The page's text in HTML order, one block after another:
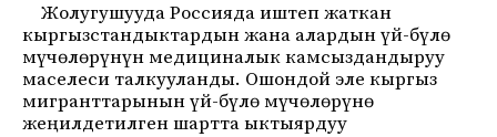
Жолугушууда Россияда иштеп жаткан
кыргызстандыктардын жана алардын үй-бүлө
мүчөлөрүнүн медициналык камсыздандыруу
маселеси талкууланды. Ошондой эле кыргыз
мигранттарынын үй-бүлө мүчөлөрүнө
жеңилдетилген шартта ыктыярдуу